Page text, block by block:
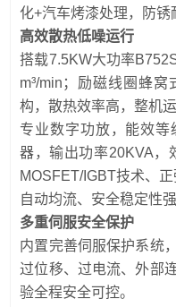
化+汽车烤漆处理，防锈
高效散热低噪运行
搭载7.5KW大功率
m³/min；励磁线圈蜂
构，散热效率高，整机
专业数字功放，能效
器，输出功率20KVA，
MOSFET/IGBT技术、
自动均流、安全稳定性强
多重伺服安全保护
内置完善伺服保护系统
过位移、过电流、外部
验全程安全可控。